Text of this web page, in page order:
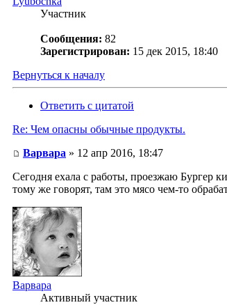
Участник
Сообщения: 82
Зарегистрирован: 15 дек 2015, 18:40
Вернуться к началу
Ответить с цитатой
Re: Чем опасны обычные продукты.
Варвара » 12 апр 2016, 18:47
Сегодня ехала с работы, проезжаю Бургер
тому же говорят, там это мясо чем-то
Варвара
Активный участник